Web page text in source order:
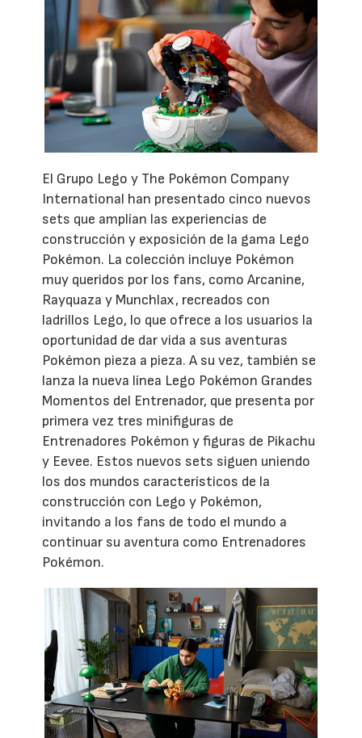
El Grupo Lego y The Pokémon Company
International han presentado cinco nuevos
sets que amplían las experiencias de
construcción y exposición de la gama Lego
Pokémon. La colección incluye Pokémon
muy queridos por los fans, como Arcanine,
Rayquaza y Munchlax, recreados con
ladrillos Lego, lo que ofrece a los usuarios la
oportunidad de dar vida a sus aventuras
Pokémon pieza a pieza. A su vez, también se
lanza la nueva línea Lego Pokémon Grandes
Momentos del Entrenador, que presenta por
primera vez tres minifiguras de
Entrenadores Pokémon y figuras de Pikachu
y Eevee. Estos nuevos sets siguen uniendo
los dos mundos característicos de la
construcción con Lego y Pokémon,
invitando a los fans de todo el mundo a
continuar su aventura como Entrenadores
Pokémon.